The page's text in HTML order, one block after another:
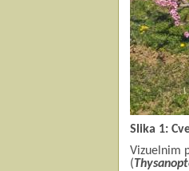
Slika 1:
Vizuelnim
(